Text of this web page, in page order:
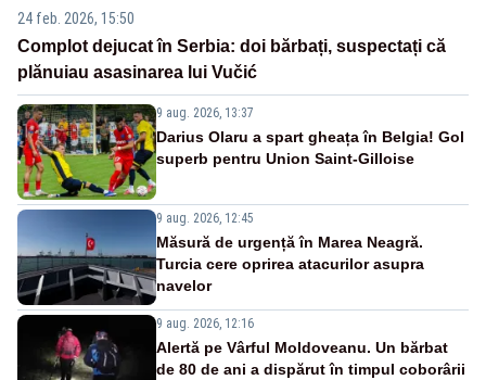
24 feb. 2026, 15:50
Complot dejucat în Serbia: doi bărbați, suspectați că
plănuiau asasinarea lui Vučić
9 aug. 2026, 13:37
Darius Olaru a spart gheața în Belgia! Gol
superb pentru Union Saint-Gilloise
9 aug. 2026, 12:45
Măsură de urgență în Marea Neagră.
Turcia cere oprirea atacurilor asupra
navelor
9 aug. 2026, 12:16
Alertă pe Vârful Moldoveanu. Un bărbat
de 80 de ani a dispărut în timpul coborârii